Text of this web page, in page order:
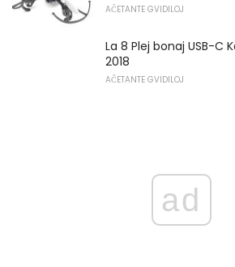
AĈETANTE GVIDILOJ
La 8 Plej bonaj USB-C
2018
AĈETANTE GVIDILOJ
ad